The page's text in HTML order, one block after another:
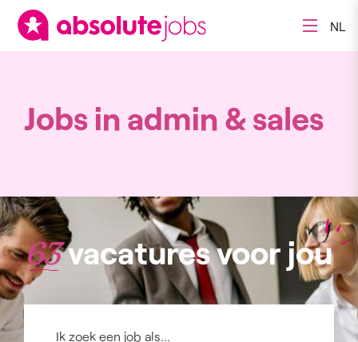
NL
Jobs in admin & sales
63vacatures voor jou